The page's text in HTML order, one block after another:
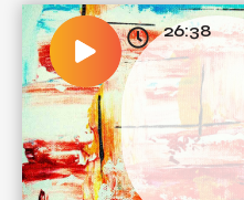
26:38